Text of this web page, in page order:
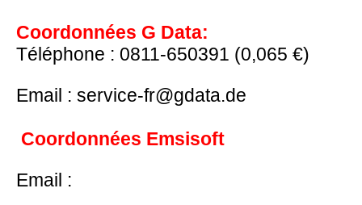
Coordonnées G Data:
Téléphone : 0811-650391 (0,065 €)
Email : service-fr@gdata.de
Coordonnées Emsisoft
Email :